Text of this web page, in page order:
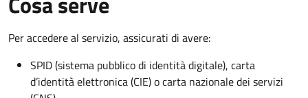
Per accedere al servizio, assicurati di avere:
SPID (sistema pubblico di identità digitale), carta
d’identità elettronica (CIE) o carta nazionale dei servizi